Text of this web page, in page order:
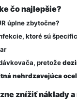
čo najlepšie?
úplne zbytočne?
ktoré sú
pretože
nehrdzavejúca
znížiť náklady